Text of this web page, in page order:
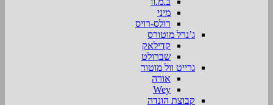
מיני
רולס-רויס
ג’נרל מוטורס
קדילאק
שברולט
גרייט וול מוטור
אורה
Wey
קבוצת הונדה